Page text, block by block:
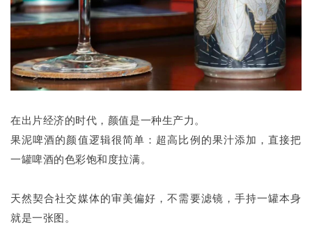
在出片经济的时代，颜值是一种生产力。
果泥啤酒的颜值逻辑很简单：超高比例的果汁添加，直接把
一罐啤酒的色彩饱和度拉满。
天然契合社交媒体的审美偏好，不需要滤镜，手持一罐本身
就是一张图。